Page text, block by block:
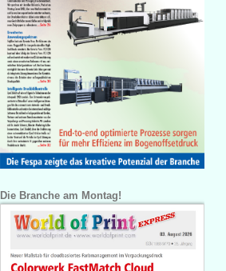
Die Branche am Montag!